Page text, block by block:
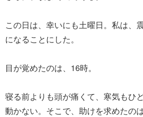
この日は、幸いにも土曜日。私は、
になることにした。
目が覚めたのは、16時。
寝る前よりも頭が痛くて、寒気もひ
動かない。そこで、助けを求めたの